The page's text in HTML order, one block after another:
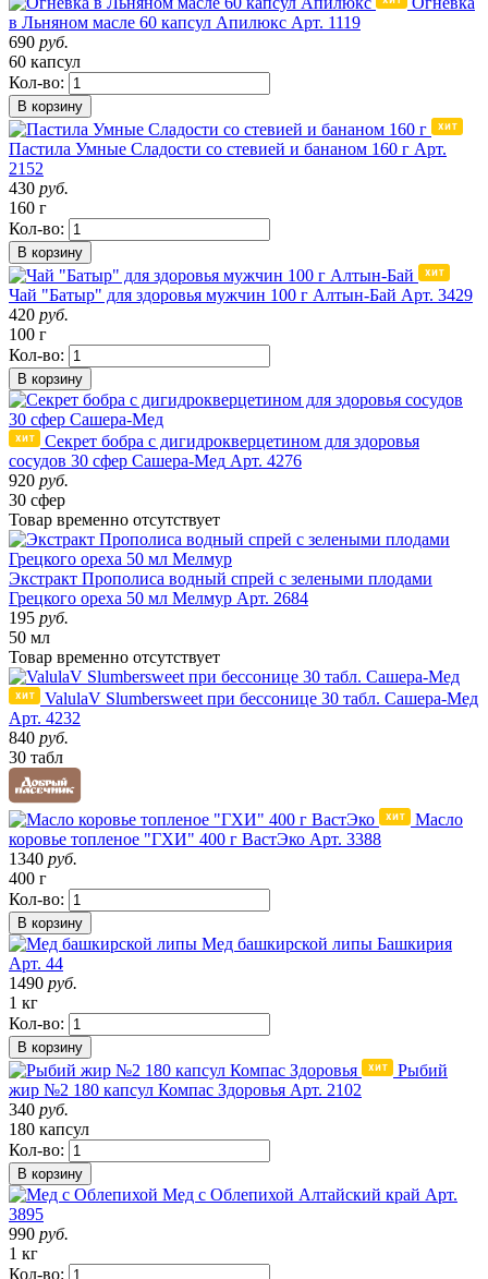
в Льняном масле 60 капсул Апилюкс Арт. 1119
690 руб.
60 капсул
Кол-во:
В корзину
Пастила Умные Сладости со стевией и бананом 160 г Арт.
2152
430 руб.
160 г
Кол-во:
В корзину
Чай "Батыр" для здоровья мужчин 100 г Алтын-Бай Арт. 3429
420 руб.
100 г
Кол-во:
В корзину
Секрет бобра с дигидрокверцетином для здоровья
сосудов 30 сфер Сашера-Мед Арт. 4276
920 руб.
30 сфер
Товар временно отсутствует
Экстракт Прополиса водный спрей с зелеными плодами
Грецкого ореха 50 мл Мелмур Арт. 2684
195 руб.
50 мл
Товар временно отсутствует
ValulaV Slumbersweet при бессонице 30 табл. Сашера-Мед
Арт. 4232
840 руб.
30 табл
Масло
коровье топленое "ГХИ" 400 г ВастЭко Арт. 3388
1340 руб.
400 г
Кол-во:
В корзину
Мед башкирской липы Башкирия
Арт. 44
1490 руб.
1 кг
Кол-во:
В корзину
Рыбий
жир №2 180 капсул Компас Здоровья Арт. 2102
340 руб.
180 капсул
Кол-во:
В корзину
Мед с Облепихой Алтайский край Арт.
3895
990 руб.
1 кг
Кол-во: